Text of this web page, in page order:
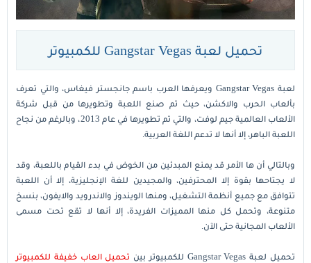
تحميل لعبة Gangstar Vegas للكمبيوتر
لعبة Gangstar Vegas ويعرفها العرب باسم جانجستر فيغاس، والتي تعرف
بألعاب الحرب والاكشن، حيث تم صنع اللعبة وتطويرها من قبل شركة
الألعاب العالمية جيم لوفت، والتي تم تطويرها في عام 2013، وبالرغم من نجاح
اللعبة الباهر، إلا أنها لا تدعم اللغة العربية.
وبالتالي أن ها الأمر قد يمنع المبدئين من الخوض في بدء القيام باللعبة، وقد
لا يجتاحها بقوة إلا المحترفين، والمجيدين للغة الإنجليزية، إلا أن اللعبة
تتوافق مع جميع أنظمة التشغيل، ومنها الويندوز والاندرويد والايفون، بنسخ
متنوعة، وتحمل كل منها المميزات الفريدة، إلا أنها لا تقع تحت مسمى
الألعاب المجانية حتى الآن.
تحميل لعبة Gangstar Vegas للكمبيوتر بين
تحميل العاب خفيفة للكمبيوتر